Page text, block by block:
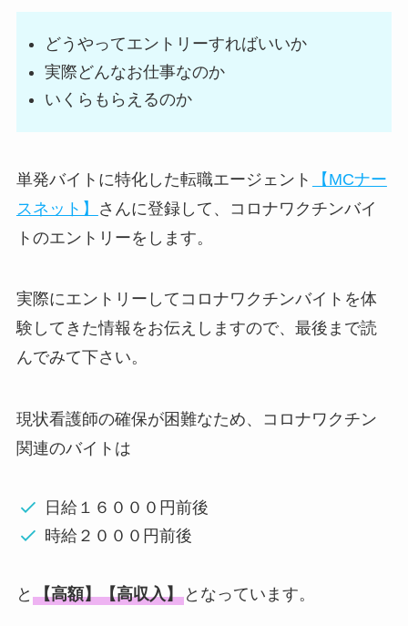
どうやってエントリーすればいいか
実際どんなお仕事なのか
いくらもらえるのか
単発バイトに特化した転職エージェント
【MCナー
スネット】
さんに登録して、コロナワクチンバイ
トのエントリーをします。
実際にエントリーしてコロナワクチンバイトを体
験してきた情報をお伝えしますので、最後まで読
んでみて下さい。
現状看護師の確保が困難なため、コロナワクチン
関連のバイトは
日給１６０００円前後
時給２０００円前後
と 【高額】【高収入】となっています。